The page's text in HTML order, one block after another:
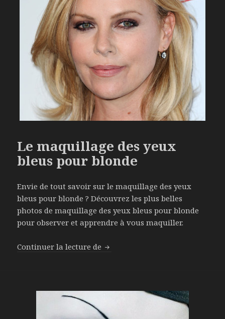
Le maquillage des yeux
bleus pour blonde
Envie de tout savoir sur le maquillage des yeux
bleus pour blonde ? Découvrez les plus belles
photos de maquillage des yeux bleus pour blonde
pour observer et apprendre à vous maquiller.
Continuer la lecture de Le maquillage des yeux bleus